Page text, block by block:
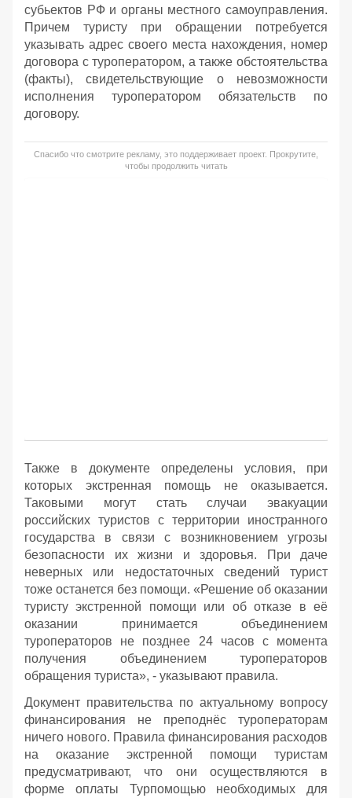
субьектов РФ и органы местного самоуправления.
Причем туристу при обращении потребуется
указывать адрес своего места нахождения, номер
договора с туроператором, а также обстоятельства
(факты), свидетельствующие о невозможности
исполнения туроператором обязательств по
договору.
Спасибо что смотрите рекламу, это поддерживает проект. Прокрутите,
чтобы продолжить читать
Также в документе определены условия, при
которых экстренная помощь не оказывается.
Таковыми могут стать случаи эвакуации
российских туристов с территории иностранного
государства в связи с возникновением угрозы
безопасности их жизни и здоровья. При даче
неверных или недостаточных сведений турист
тоже останется без помощи. «Решение об оказании
туристу экстренной помощи или об отказе в её
оказании принимается объединением
туроператоров не позднее 24 часов с момента
получения объединением туроператоров
обращения туриста», - указывают правила.
Документ правительства по актуальному вопросу
финансирования не преподнёс туроператорам
ничего нового. Правила финансирования расходов
на оказание экстренной помощи туристам
предусматривают, что они осуществляются в
форме оплаты Турпомощью необходимых для